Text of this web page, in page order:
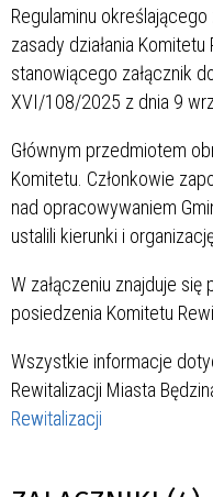
Regulaminu
zasady działania
stanowiącego załącznik
XVI/108/2025 z dnia 9
Głównym przedmiotem
Komitetu. Członkowie
nad opracowywaniem
ustalili kierunki i
W załączeniu znajduje
posiedzenia Komitetu
Wszystkie informacje
Rewitalizacji Miasta
Rewitalizacji